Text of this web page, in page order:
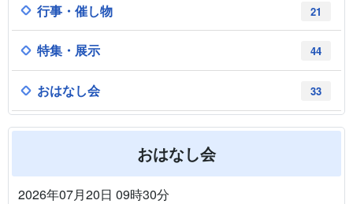
21
行事・催し物
44
特集・展示
33
おはなし会
おはなし会
2026年07月20日 09時30分